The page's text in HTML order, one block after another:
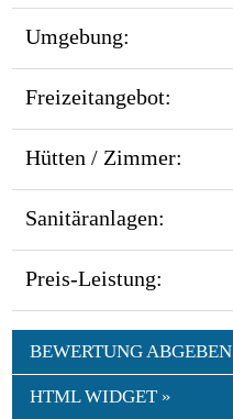
Umgebung:
Freizeitangebot:
Hütten / Zimmer:
Sanitäranlagen:
Preis-Leistung:
BEWERTUNG ABGEBEN
HTML WIDGET »